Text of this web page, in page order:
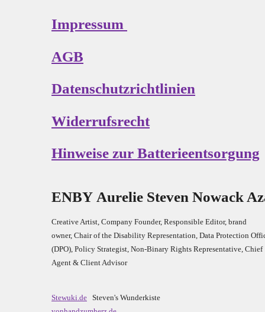
Impressum
AGB
Datenschutzrichtlinien
Widerrufsrecht
Hinweise zur Batterieentsorgung
ENBY Aurelie Steven Nowack
Creative Artist, Company Founder, Responsible Editor, brand
owner, Chair of the Disability Representation, Data Protection
(DPO), Policy Strategist, Non-Binary Rights Representative, Chief
Agent & Client Advisor
Stewuki.de Steven's Wunderkiste